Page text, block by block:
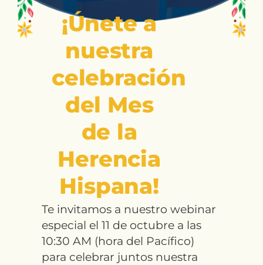
¡Únete a
nuestra
celebración
del Mes
de la
Herencia
Hispana!
Te invitamos a nuestro webinar
especial el 11 de octubre a las
10:30 AM (hora del Pacífico)
para celebrar juntos nuestra